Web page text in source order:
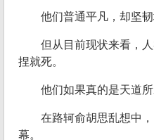
他们普通平凡，却坚韧
但从目前现状来看，
捏就死。
他们如果真的是天道
在路轲俞胡思乱想中
幕。